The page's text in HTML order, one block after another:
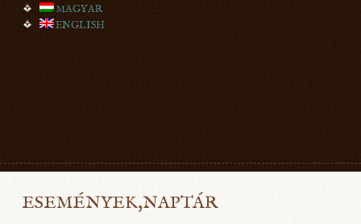
MAGYAR
ENGLISH
ESEMÉNYEK,NAPTÁR